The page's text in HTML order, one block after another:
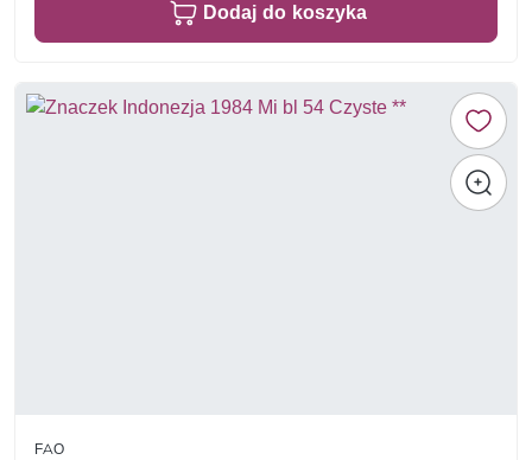
Dodaj do koszyka
FAO